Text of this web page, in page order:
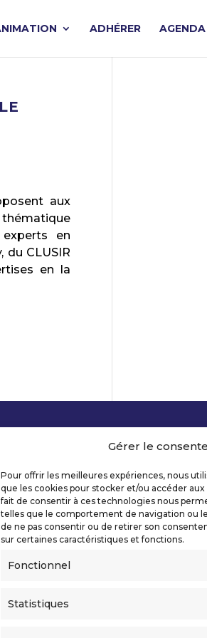
Gérer le
Pour offrir les meilleures expériences, nous
que les cookies pour stocker et/ou accéder
fait de consentir à ces technologies nous
telles que le comportement de navigation ou
de ne pas consentir ou de retirer son
sur certaines caractéristiques et fonctions.
Fonctionnel
Statistiques
ADHÉRER AGENDA
aux
thématique
en
du CLUSIR
en la